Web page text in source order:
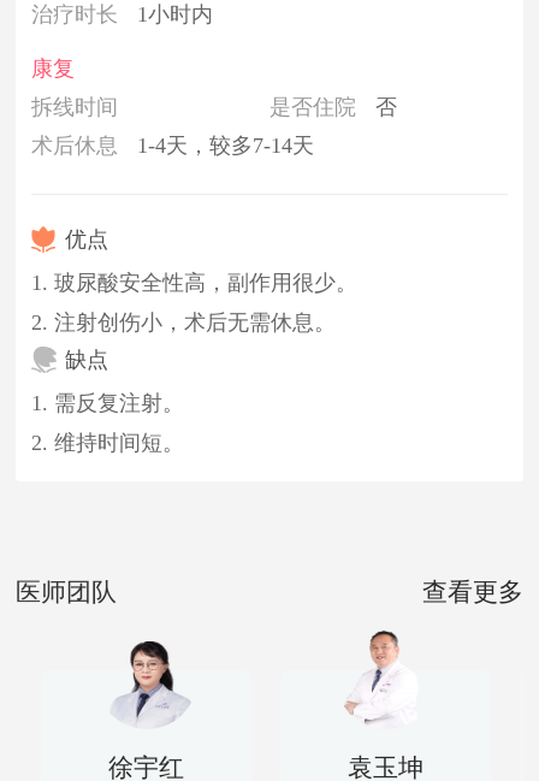
治疗时长
1小时内
康复
拆线时间
是否住院
否
术后休息
1-4天，较多7-14天
优点
1. 玻尿酸安全性高，副作用很少。
2. 注射创伤小，术后无需休息。
缺点
1. 需反复注射。
2. 维持时间短。
医师团队 查看更多
徐宇红 袁玉坤